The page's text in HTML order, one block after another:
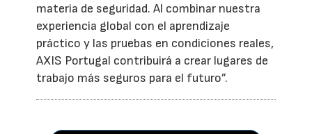
materia de seguridad. Al combinar nuestra
experiencia global con el aprendizaje
práctico y las pruebas en condiciones reales,
AXIS Portugal contribuirá a crear lugares de
trabajo más seguros para el futuro”.